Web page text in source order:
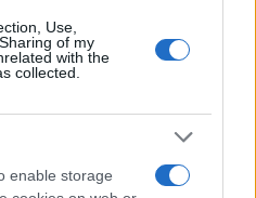
Use,
of my
with the
collected.
enable storage
Επόμενο άρθρο